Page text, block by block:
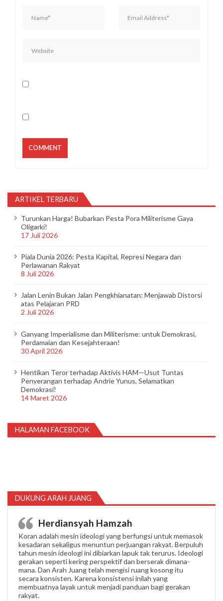
ARTIKEL TERBARU
Turunkan Harga! Bubarkan Pesta Pora Militerisme Gaya
Oligarki!
17 Juli 2026
Piala Dunia 2026: Pesta Kapital, Represi Negara dan
Perlawanan Rakyat
8 Juli 2026
Jalan Lenin Bukan Jalan Pengkhianatan: Menjawab Distorsi
atas Pelajaran PRD
2 Juli 2026
Ganyang Imperialisme dan Militerisme: untuk Demokrasi,
Perdamaian dan Kesejahteraan!
30 April 2026
Hentikan Teror terhadap Aktivis HAM—Usut Tuntas
Penyerangan terhadap Andrie Yunus, Selamatkan
Demokrasi!
14 Maret 2026
HALAMAN FACEBOOK
DUKUNG ARAH JUANG
Herdiansyah Hamzah
Koran adalah mesin ideologi yang berfungsi untuk memasok
kesadaran sekaligus menuntun perjuangan rakyat. Berpuluh
tahun mesin ideologi ini dibiarkan lapuk tak terurus. Ideologi
gerakan seperti kering perspektif dan berserak dimana-
mana. Dan Arah Juang telah mengisi ruang kosong itu
secara konsisten. Karena konsistensi inilah yang
membuatnya layak untuk menjadi panduan bagi gerakan
rakyat.